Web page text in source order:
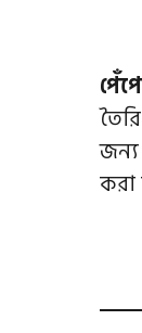
জন্য
করা